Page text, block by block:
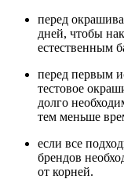
перед
дней, чтобы
естественным
перед первым
тестовое
долго
тем меньше
если все
брендов
от корней.